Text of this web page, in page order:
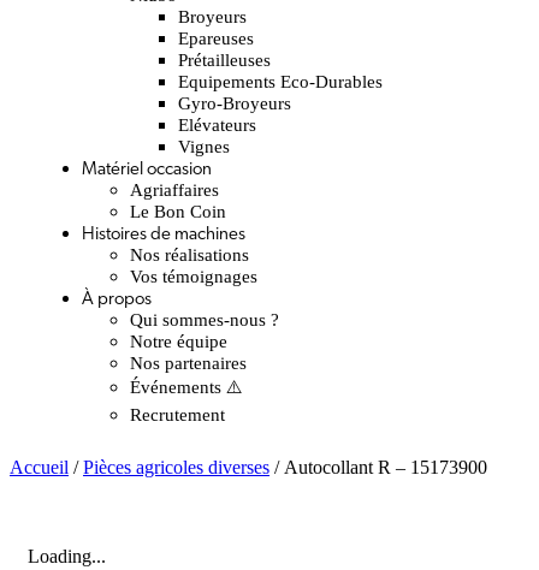
Broyeurs
Epareuses
Prétailleuses
Equipements Eco-Durables
Gyro-Broyeurs
Elévateurs
Vignes
Matériel occasion
Agriaffaires
Le Bon Coin
Histoires de machines
Nos réalisations
Vos témoignages
À propos
Qui sommes-nous ?
Notre équipe
Nos partenaires
Événements ⚠️
Recrutement
Accueil /Pièces agricoles diverses / Autocollant R – 15173900
Loading...